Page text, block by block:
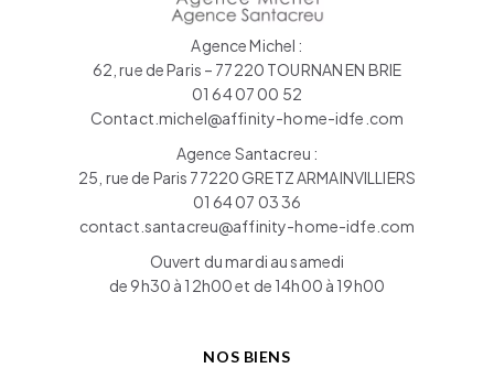
Agence Michel :
62, rue de Paris – 77220 TOURNAN EN BRIE
01 64 07 00 52
Contact.michel@affinity-home-idfe.com
Agence Santacreu :
25, rue de Paris 77220 GRETZ ARMAINVILLIERS
01 64 07 03 36
contact.santacreu@affinity-home-idfe.com
Ouvert du mardi au samedi
de 9h30 à 12h00 et de 14h00 à 19h00
NOS BIENS